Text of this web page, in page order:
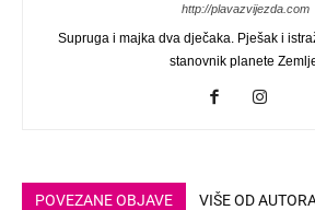
http://plavazvijezda.com
Supruga i majka dva dječaka. Pješak i
stanovnik planete
POVEZANE OBJAVE VIŠE OD